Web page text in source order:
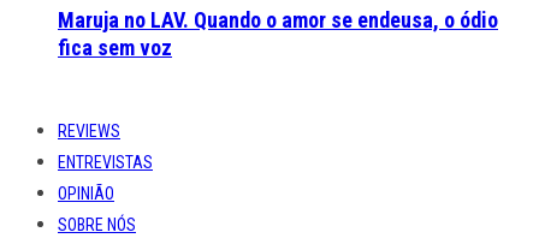
Maruja no LAV. Quando o amor se endeusa, o ódio
fica sem voz
REVIEWS
ENTREVISTAS
OPINIÃO
SOBRE NÓS